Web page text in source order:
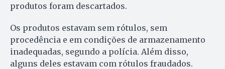
produtos foram descartados.
Os produtos estavam sem rótulos, sem
procedência e em condições de armazenamento
inadequadas, segundo a polícia. Além disso,
alguns deles estavam com rótulos fraudados.